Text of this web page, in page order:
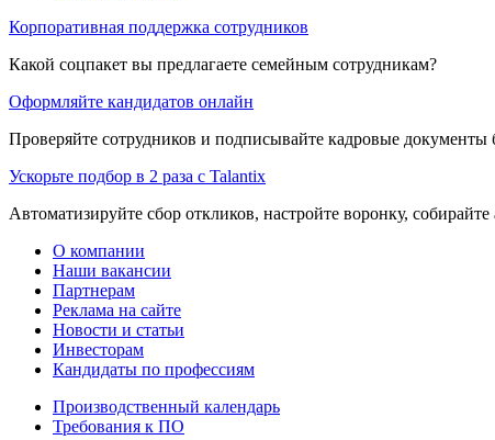
Корпоративная поддержка сотрудников
Какой соцпакет вы предлагаете семейным сотрудникам?
Оформляйте кандидатов онлайн
Проверяйте сотрудников и подписывайте кадровые документы
Ускорьте подбор в 2 раза с Talantix
Автоматизируйте сбор откликов, настройте воронку,
О компании
Наши вакансии
Партнерам
Реклама на сайте
Новости и статьи
Инвесторам
Кандидаты по профессиям
Производственный календарь
Требования к ПО